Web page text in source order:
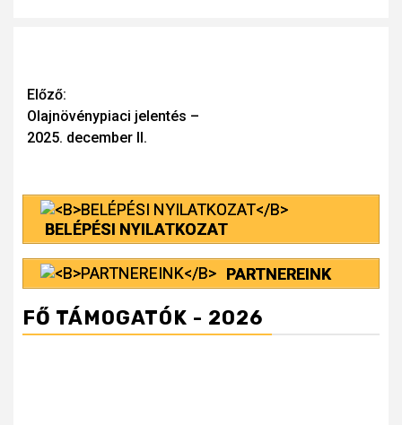
Continue
Reading
Előző:
Olajnövénypiaci jelentés –
2025. december II.
BELÉPÉSI NYILATKOZAT
PARTNEREINK
FŐ TÁMOGATÓK - 2026